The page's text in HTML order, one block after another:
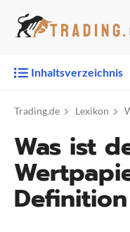
Inhalt
Inhaltsverzeichnis
Trading.de Lexikon
Was ist